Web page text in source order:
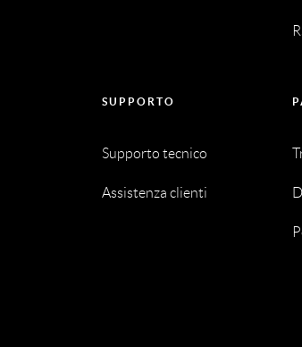
SUPPORTO
Supporto tecnico
Assistenza clienti